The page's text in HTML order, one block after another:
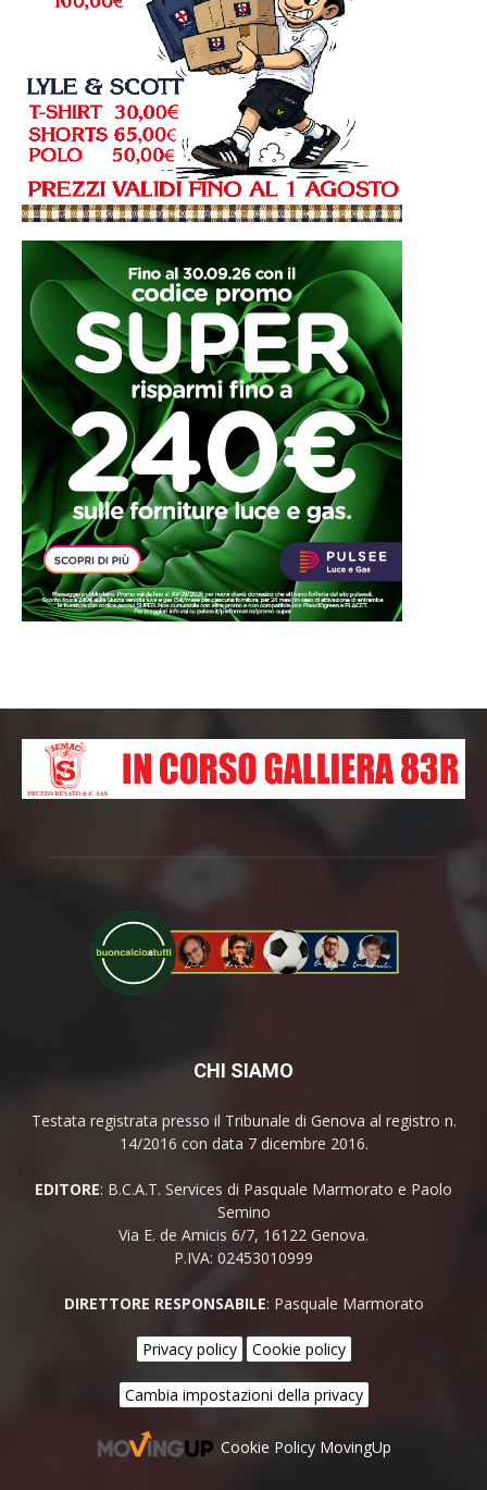
CHI SIAMO
Testata registrata presso il Tribunale di Genova al registro n.
14/2016 con data 7 dicembre 2016.
EDITORE: B.C.A.T. Services di Pasquale Marmorato e Paolo
Semino
Via E. de Amicis 6/7, 16122 Genova.
P.IVA: 02453010999
DIRETTORE RESPONSABILE: Pasquale Marmorato
Privacy policy Cookie policy
Cambia impostazioni della privacy
Cookie Policy MovingUp